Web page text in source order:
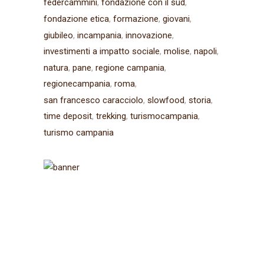
federcammini fondazione con il sud
fondazione etica formazione giovani
giubileo incampania innovazione
investimenti a impatto sociale molise napoli
natura pane regione campania
regionecampania roma
san francesco caracciolo slowfood storia
time deposit trekking turismocampania
turismo campania